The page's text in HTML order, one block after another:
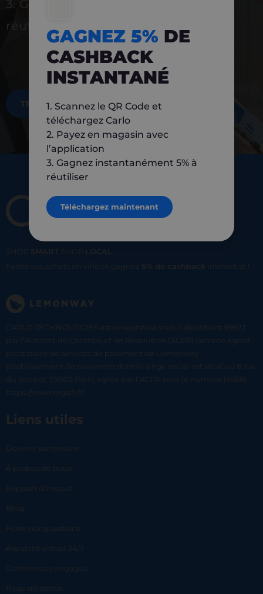
3. Gagnez instantanément 5 % à
réutiliser
TÉLÉCHARGEZ MAINTENANT
SHOP SMART SHOP
LOCAL
Faites vos achats en ville et gagnez 5% de cashback immediat !
CARLO TECHNOLOGIES est enregistrée sous l'identifiant 95922
par l’Autorité de Contrôle et de Résolution (ACPR) comme agent
prestataire de services de paiement de Lemonway
(établissement de paiement dont le siège social est situé au 8 rue
du Sentier, 75002 Paris, agréé par l’ACPR sous le numéro 16568) -
https://www.regafi.fr/
Liens utiles
Devenir partenaire
À propos de nous
Rapport d’impact
Blog
Foire aux questions
Assistant virtuel 24/7
Commerces engagés
Page de status
GAGNEZ 5% DE
CASHBACK
INSTANTANÉ
1. Scannez le QR Code et
téléchargez Carlo
2. Payez en magasin avec
l’application
3. Gagnez instantanément 5% à
réutiliser
Téléchargez maintenant